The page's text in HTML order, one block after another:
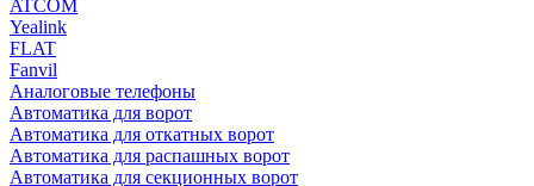
ATCOM
Yealink
FLAT
Fanvil
Аналоговые телефоны
Автоматика для ворот
Автоматика для откатных ворот
Автоматика для распашных ворот
Автоматика для секционных ворот